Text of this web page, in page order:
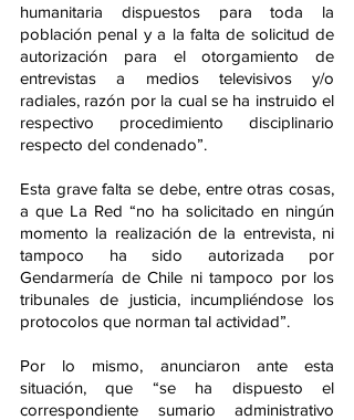
humanitaria dispuestos para toda la
población penal y a la falta de solicitud de
autorización para el otorgamiento de
entrevistas a medios televisivos y/o
radiales, razón por la cual se ha instruido el
respectivo procedimiento disciplinario
respecto del condenado”.
Esta grave falta se debe, entre otras cosas,
a que La Red “no ha solicitado en ningún
momento la realización de la entrevista, ni
tampoco ha sido autorizada por
Gendarmería de Chile ni tampoco por los
tribunales de justicia, incumpliéndose los
protocolos que norman tal actividad”.
Por lo mismo, anunciaron ante esta
situación, que “se ha dispuesto el
correspondiente sumario administrativo